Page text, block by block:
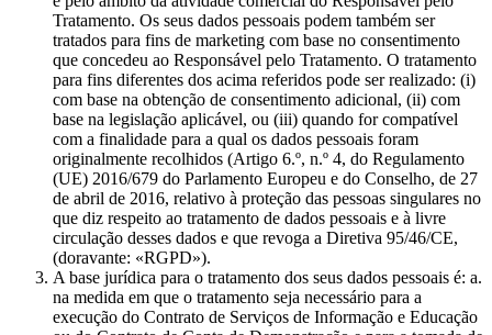
Tratamento. Os seus dados pessoais podem também ser
tratados para fins de marketing com base no consentimento
que concedeu ao Responsável pelo Tratamento. O tratamento
para fins diferentes dos acima referidos pode ser realizado: (i)
com base na obtenção de consentimento adicional, (ii) com
base na legislação aplicável, ou (iii) quando for compatível
com a finalidade para a qual os dados pessoais foram
originalmente recolhidos (Artigo 6.º, n.º 4, do Regulamento
(UE) 2016/679 do Parlamento Europeu e do Conselho, de 27
de abril de 2016, relativo à proteção das pessoas singulares no
que diz respeito ao tratamento de dados pessoais e à livre
circulação desses dados e que revoga a Diretiva 95/46/CE,
(doravante: «RGPD»).
A base jurídica para o tratamento dos seus dados pessoais é: a.
na medida em que o tratamento seja necessário para a
execução do Contrato de Serviços de Informação e Educação